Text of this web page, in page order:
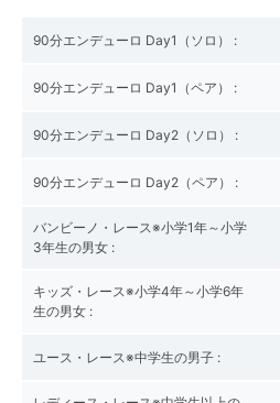
90分エンデューロ Day1（ソロ） :
90分エンデューロ Day1（ペア） :
90分エンデューロ Day2（ソロ） :
90分エンデューロ Day2（ペア） :
バンビーノ・レース※小学1年～小学
3年生の男女 :
キッズ・レース※小学4年～小学6年
生の男女 :
ユース・レース※中学生の男子 :